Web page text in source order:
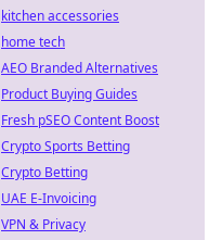
kitchen accessories
home tech
AEO Branded Alternatives
Product Buying Guides
Fresh pSEO Content Boost
Crypto Sports Betting
Crypto Betting
UAE E-Invoicing
VPN & Privacy